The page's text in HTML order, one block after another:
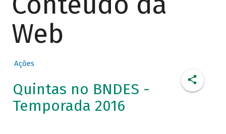
Web
Ações
Quintas no BNDES -
Temporada 2016